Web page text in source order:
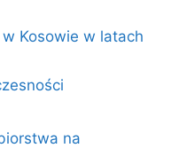
Kosowie w latach
na